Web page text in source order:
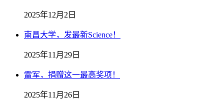
2025年12月2日
南昌大学，发最新Science！
2025年11月29日
雷军，捐赠这一最高奖项！
2025年11月26日